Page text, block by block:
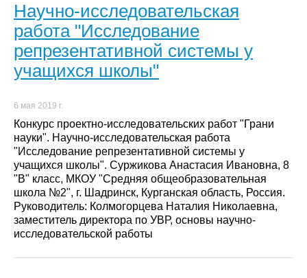
Научно-исследовательская
работа "Исследование
репрезентативной системы у
учащихся школы"
6 мая 2019 г.
Конкурс проектно-исследовательских работ "Грани
науки". Научно-исследовательская работа
"Исследование репрезентативной системы у
учащихся школы". Суржикова Анастасия Ивановна, 8
"В" класс, МКОУ "Средняя общеобразовательная
школа №2", г. Шадринск, Курганская область, Россия.
Руководитель: Колмогорцева Наталия Николаевна,
заместитель директора по УВР, основы научно-
исследовательской работы